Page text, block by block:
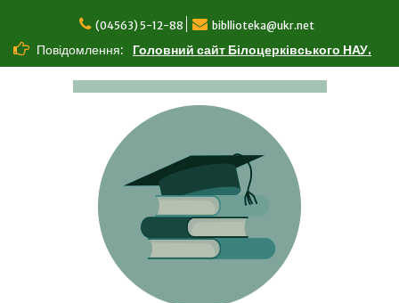
вмісту
(04563) 5-12-88 bibllioteka@ukr.net
Повідомлення: Головний сайт Білоцерківського НАУ.